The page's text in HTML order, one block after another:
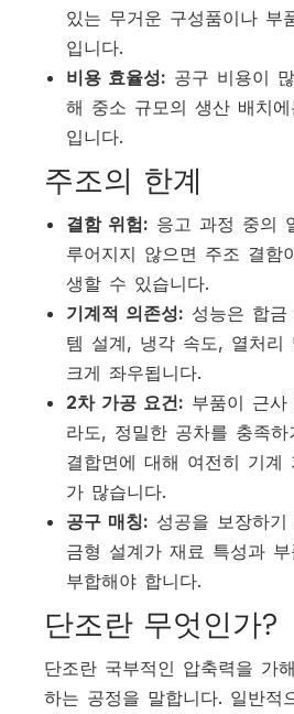
있는 무거운 구성품이나 부
입니다.
비용 효율성: 공구 비용이
해 중소 규모의 생산 배치
입니다.
주조의 한계
결함 위험: 응고 과정 중의
루어지지 않으면 주조 결함
생할 수 있습니다.
기계적 의존성: 성능은 합
템 설계, 냉각 속도, 열처리
크게 좌우됩니다.
2차 가공 요건: 부품이 근사
라도, 정밀한 공차를 충족
결합면에 대해 여전히 기계
가 많습니다.
공구 매칭: 성공을 보장하
금형 설계가 재료 특성과
부합해야 합니다.
단조란 무엇인가?
단조란 국부적인 압축력을 가
하는 공정을 말합니다. 일반적